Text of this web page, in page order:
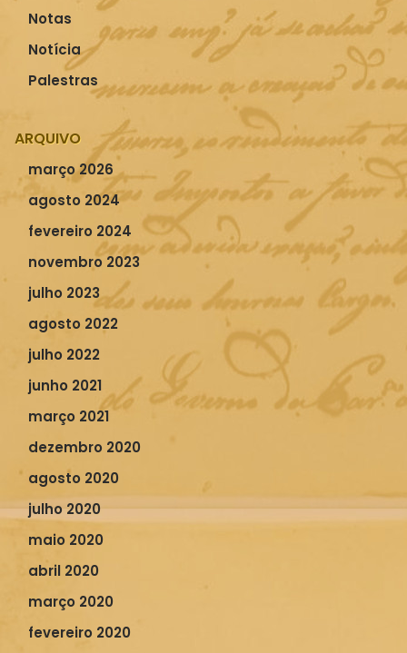
Notas
Notícia
Palestras
ARQUIVO
março 2026
agosto 2024
fevereiro 2024
novembro 2023
julho 2023
agosto 2022
julho 2022
junho 2021
março 2021
dezembro 2020
agosto 2020
julho 2020
maio 2020
abril 2020
março 2020
fevereiro 2020